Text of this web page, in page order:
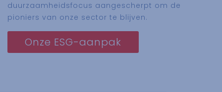
duurzaamheidsfocus aangescherpt om de
pioniers van onze sector te blijven.
Onze ESG-aanpak